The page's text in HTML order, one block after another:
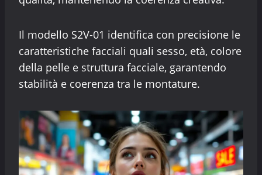
Il modello S2V-01 identifica con precisione le
caratteristiche facciali quali sesso, età, colore
della pelle e struttura facciale, garantendo
stabilità e coerenza tra le montature.